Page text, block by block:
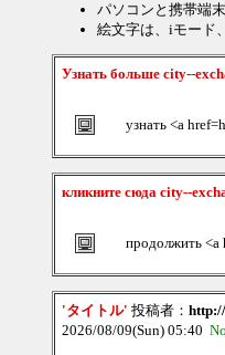
パソコンと携帯端
絵文字は、iモード
Узнать больше city--
узнать <a
кликните сюда city--
продолжить
'タイトル' 投稿者：
2026/08/09(Sun) 05:40